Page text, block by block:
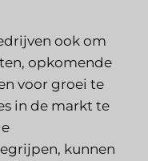
ook om
opkomende
voor groei te
in de markt te
kunnen